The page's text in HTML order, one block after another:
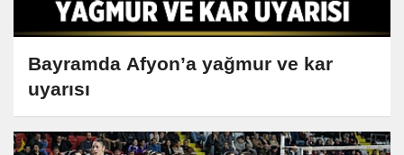
Bayramda Afyon’a yağmur ve kar
uyarısı